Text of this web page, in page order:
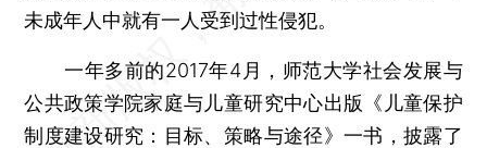
未成年人中就有一人受到过性侵犯。
一年多前的2017年4月，师范大学社会发展与
公共政策学院家庭与儿童研究中心出版《儿童保护
制度建设研究：目标、策略与途径》一书，披露了